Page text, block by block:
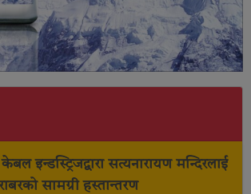
इन्डस्ट्रिजद्वारा सत्यनारायण मन्दिरलाई
सामग्री हस्तान्तरण